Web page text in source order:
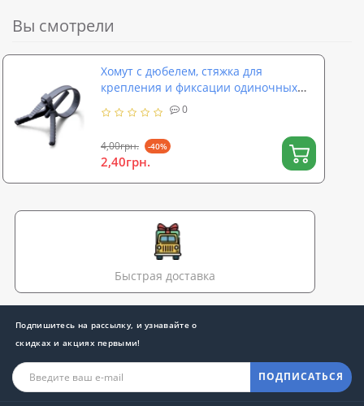
Вы смотрели
Хомут с дюбелем, стяжка для
крепления и фиксации одиночных
проводов и кабеля (FY-0033)
0
4,00грн. -40%
2,40грн.
Быстрая доставка
Подпишитесь на рассылку, и узнавайте о
скидках и акциях первыми!
ПОДПИСАТЬСЯ